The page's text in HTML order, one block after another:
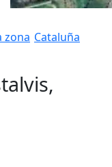
zona Cataluña